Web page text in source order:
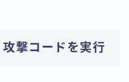
撃コードを実行